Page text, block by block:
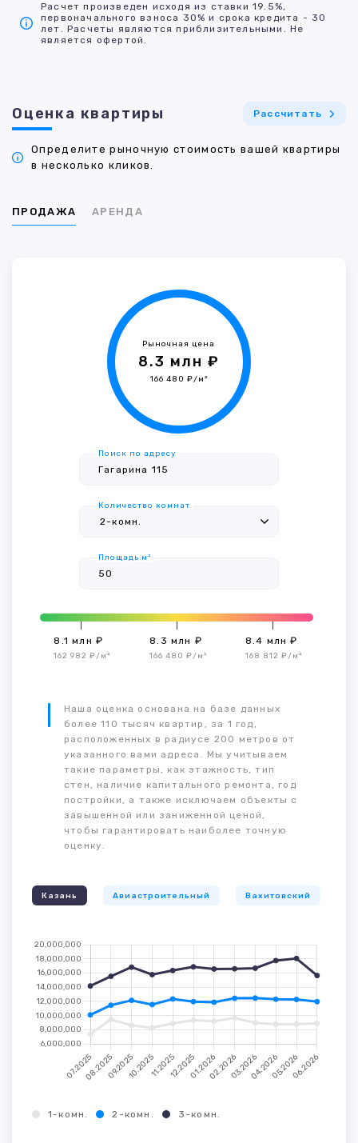
Расчет произведен исходя из ставки 19.5%,
первоначального взноса 30% и срока кредита - 30
лет. Расчеты являются приблизительными. Не
является офертой.
Оценка квартиры Рассчитать
Определите рыночную стоимость вашей квартиры
в несколько кликов.
ПРОДАЖА АРЕНДА
Рыночная цена
8.3 млн ₽
166 480 ₽/м²
Поиск по адресу
Количество комнат
Площадь м²
8.1 млн ₽
162 982 ₽/м²
8.3 млн ₽
166 480 ₽/м²
8.4 млн ₽
168 812 ₽/м²
Наша оценка основана на базе данных
более 110 тысяч квартир, за 1 год,
расположенных в радиусе 200 метров от
указанного вами адреса. Мы учитываем
такие параметры, как этажность, тип
стен, наличие капитального ремонта, год
постройки, а также исключаем объекты с
завышенной или заниженной ценой,
чтобы гарантировать наиболее точную
оценку.
Казань Авиастроительный Вахитовский
1-комн. 2-комн. 3-комн.